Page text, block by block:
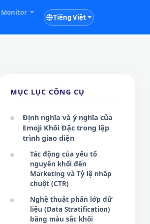
Monitor
Tiếng Việt
241
dữ liệu thông qua
MỤC LỤC CÔNG CỤ
Định nghĩa và ý nghĩa của
Emoji Khối Đặc trong lập
trình giao diện
Tác động của yếu tố
nguyên khối đến
Marketing và Tỷ lệ nhấp
chuột (CTR)
Nghệ thuật phân lớp dữ
liệu (Data Stratification)
bằng màu sắc khối